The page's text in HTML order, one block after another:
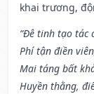
khai trương,
“Đê tinh tạo tác
Phí tận điền
Mai táng bất
Huyền thằng,